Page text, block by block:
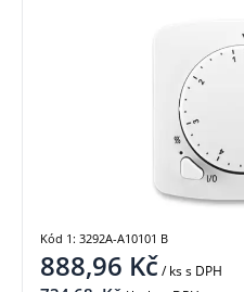
888,96 Kč/ kss DPH
Kód 1: 3292A-A10101 B